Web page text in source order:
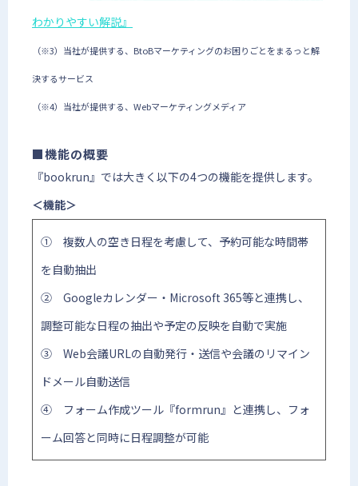
わかりやすい解説』
（※3）当社が提供する、BtoBマーケティングのお困りごとをまるっと解
決するサービス
（※4）当社が提供する、Webマーケティングメディア
■機能の概要
『bookrun』では大きく以下の4つの機能を提供します。
＜機能＞
① 複数人の空き日程を考慮して、予約可能な時間帯
を自動抽出
② Googleカレンダー・Microsoft 365等と連携し、
調整可能な日程の抽出や予定の反映を自動で実施
③ Web会議URLの自動発行・送信や会議のリマイン
ドメール自動送信
④ フォーム作成ツール『formrun』と連携し、フォ
ーム回答と同時に日程調整が可能